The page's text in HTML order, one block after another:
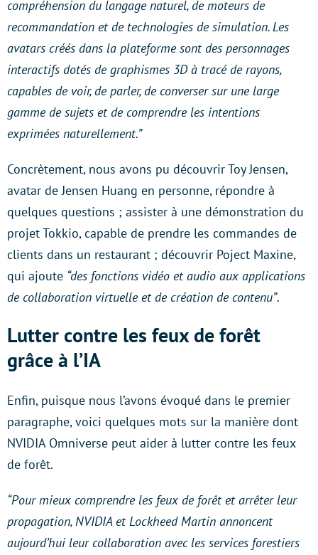
compréhension du langage naturel, de moteurs de
recommandation et de technologies de simulation. Les
avatars créés dans la plateforme sont des personnages
interactifs dotés de graphismes 3D à tracé de rayons,
capables de voir, de parler, de converser sur une large
gamme de sujets et de comprendre les intentions
exprimées naturellement.”
Concrètement, nous avons pu découvrir Toy Jensen,
avatar de Jensen Huang en personne, répondre à
quelques questions ; assister à une démonstration du
projet Tokkio, capable de prendre les commandes de
clients dans un restaurant ; découvrir Poject Maxine,
qui ajoute “des fonctions vidéo et audio aux applications
de collaboration virtuelle et de création de contenu”.
Lutter contre les feux de forêt
grâce à l’IA
Enfin, puisque nous l’avons évoqué dans le premier
paragraphe, voici quelques mots sur la manière dont
NVIDIA Omniverse peut aider à lutter contre les feux
de forêt.
“Pour mieux comprendre les feux de forêt et arrêter leur
propagation, NVIDIA et Lockheed Martin annoncent
aujourd’hui leur collaboration avec les services forestiers